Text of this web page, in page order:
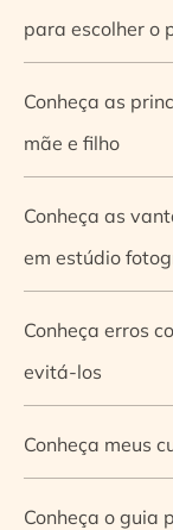
para escolher o
Conheça as
mãe e filho
Conheça as
em estúdio
Conheça erros
evitá-los
Conheça meus
Conheça o guia